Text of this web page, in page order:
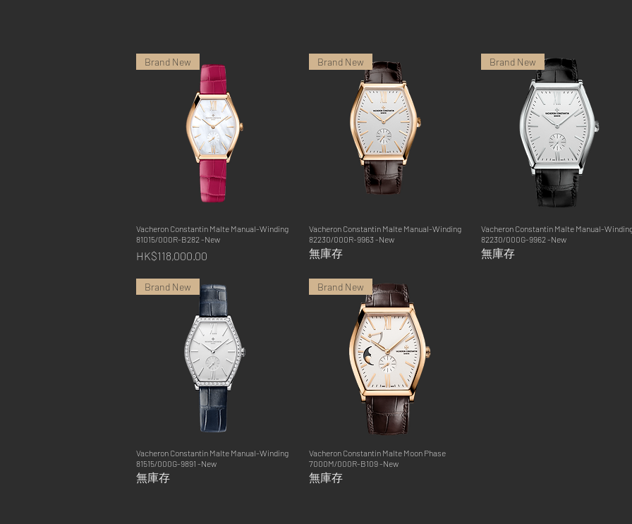
快速瀏覽
Brand New
Vacheron Constantin Malte Manual-Winding
81015/000R-B282 -New
價格
HK$118,000.00
快速瀏覽
Brand New
Vacheron Constantin Malte Manual-Winding
82230/000R-9963 -New
無庫存
快速瀏覽
Brand New
Vacheron Constantin Malte Manual-
82230/000G-9962 -New
無庫存
快速瀏覽
Brand New
Vacheron Constantin Malte Manual-Winding
81515/000G-9891 -New
無庫存
快速瀏覽
Brand New
Vacheron Constantin Malte Moon Phase
7000M/000R-B109 -New
無庫存